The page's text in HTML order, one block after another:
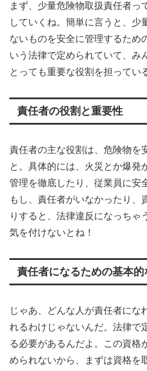
まず、少量危険物取扱責任者っ
していくね。簡単に言うと、少
ないものを安全に管理するため
いう法律で定められていて、み
とっても重要な役割を担ってい
責任者の役割と重要性
責任者の主な役割は、危険物を
と。具体的には、火災とか爆発
管理を徹底したり、従業員に安
もし、責任者がいなかったり、
りすると、法律違反になっちゃ
気を付けないとね！
責任者になるための基本的
じゃあ、どんな人が責任者にな
れるわけじゃないんだ。法律で
る必要があるんだよ。この資格
められないから、まずは資格を